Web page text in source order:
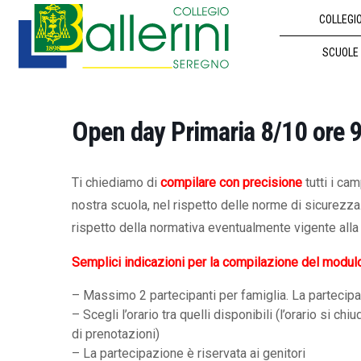
SCUOLE
Open day Primaria 8/10 ore
Ti chiediamo di compilare con precisione tutti i
nostra scuola, nel rispetto delle norme di
rispetto della normativa eventualmente vigente alla
Semplici indicazioni per la compilazione del
– Massimo 2 partecipanti per famiglia. La
– Scegli l’orario tra quelli disponibili (l’orario si
di prenotazioni)
– La partecipazione è riservata ai genitori